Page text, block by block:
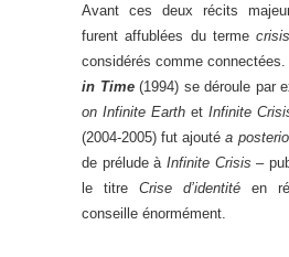
Avant ces deux récits
furent affublées du terme crisis
considérés comme connectées.
in Time(1994) se déroule par
on Infinite Earth et Infinite
(2004-2005) fut ajoutéa
de prélude à Infinite Crisis –
le titre Crise d’identité en
conseille énormément.